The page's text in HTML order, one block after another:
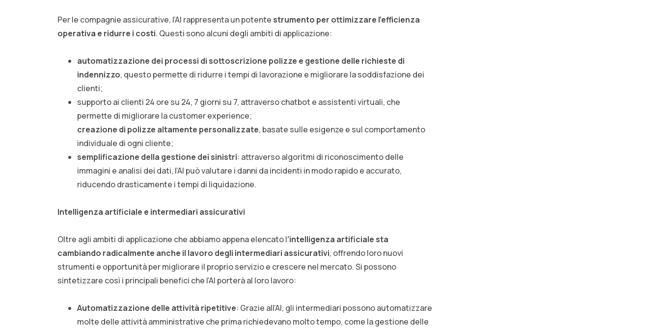
Per le compagnie assicurative, l’AI rappresenta un potente strumento per ottimizzare l’efficienza
operativa e ridurre i costi. Questi sono alcuni degli ambiti di applicazione:
automatizzazione dei processi di sottoscrizione polizze e gestione delle richieste di
indennizzo, questo permette di ridurre i tempi di lavorazione e migliorare la soddisfazione dei
clienti;
supporto ai clienti 24 ore su 24, 7 giorni su 7, attraverso chatbot e assistenti virtuali, che
permette di migliorare la customer experience;
creazione di polizze altamente personalizzate, basate sulle esigenze e sul comportamento
individuale di ogni cliente;
semplificazione della gestione dei sinistri: attraverso algoritmi di riconoscimento delle
immagini e analisi dei dati, l’AI può valutare i danni da incidenti in modo rapido e accurato,
riducendo drasticamente i tempi di liquidazione.
Intelligenza artificiale e intermediari assicurativi
Oltre agli ambiti di applicazione che abbiamo appena elencato l’intelligenza artificiale sta
cambiando radicalmente anche il lavoro degli intermediari assicurativi, offrendo loro nuovi
strumenti e opportunità per migliorare il proprio servizio e crescere nel mercato. Si possono
sintetizzare così i principali benefici che l’AI porterà al loro lavoro:
Automatizzazione delle attività ripetitive: Grazie all’AI, gli intermediari possono automatizzare
molte delle attività amministrative che prima richiedevano molto tempo, come la gestione delle